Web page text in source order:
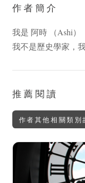
作者簡介
我是 阿時 （Ashi）
我不是歷史學家，
推薦閱讀
作者其他相關類別